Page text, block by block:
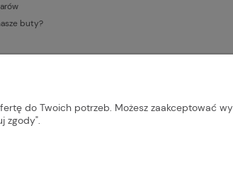
buty?
do Twoich potrzeb. Możesz zaakceptować
zgody".